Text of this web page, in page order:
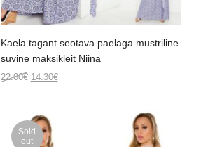
Kaela tagant seotava paelaga mustriline
suvine maksikleit Niina
22.00€ Original
22.00€.
14.30€Current
Sold
out